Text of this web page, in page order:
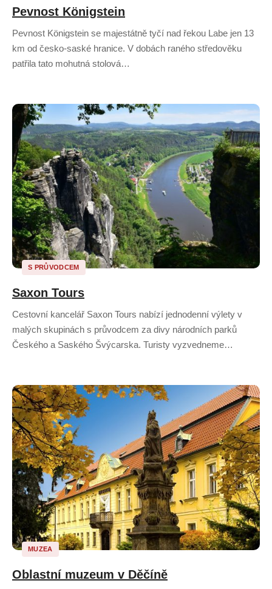
Pevnost Königstein
Pevnost Königstein se majestátně tyčí nad řekou Labe jen 13
km od česko-saské hranice. V dobách raného středověku
patřila tato mohutná stolová…
S PRŮVODCEM
Saxon Tours
Cestovní kancelář Saxon Tours nabízí jednodenní výlety v
malých skupinách s průvodcem za divy národních parků
Českého a Saského Švýcarska. Turisty vyzvedneme…
MUZEA
Oblastní muzeum v Děčíně